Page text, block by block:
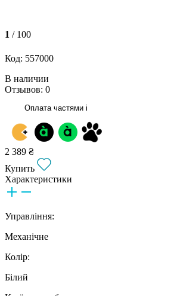
1 / 100
Код: 557000
В наличии
Отзывов: 0
Оплата частями i
2 389 ₴
Купить
Характеристики
Управління:
Механічне
Колір:
Білий